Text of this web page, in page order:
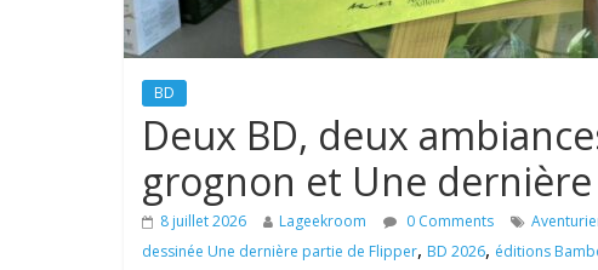
BD
Deux BD, deux
grognon et Une
8 juillet 2026 Lageekroom 0 Comments
dessinée Une dernière partie de Flipper, BD 2026, éditions